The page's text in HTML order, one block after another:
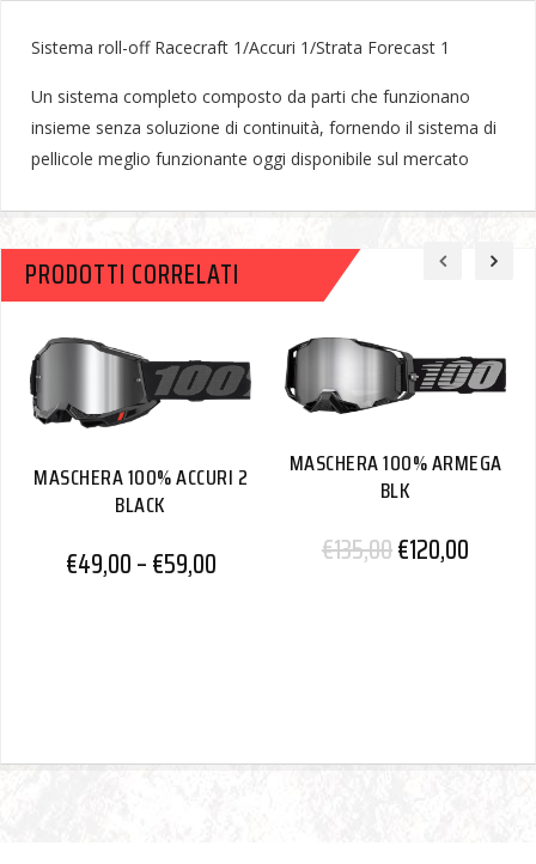
Sistema roll-off Racecraft 1/Accuri 1/Strata Forecast 1
Un sistema completo composto da parti che funzionano
insieme senza soluzione di continuità, fornendo il sistema di
pellicole meglio funzionante oggi disponibile sul mercato
PRODOTTI CORRELATI
MASCHERA 100% ACCURI 2
BLACK
€49,00–€59,00
MASCHERA 100% ARMEGA
BLK
€135,00€120,00